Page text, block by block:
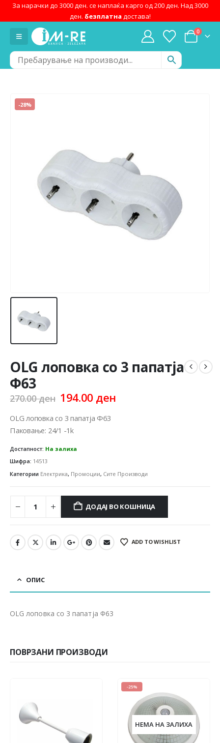
За нарачки до 3000 ден. се наплаќа карго од 200 ден. Над 3000
ден. безплатна достава!
0
-28%
OLG лоповка со 3 папатја
Ф63
270.00ден Original
was:
270.00 ден.
194.00 денCurrent
OLG лоповка со 3 папатја Ф63
Паковање: 24/1 -1k
Достапност: На залиха
Шифра: 14513
Категории Електрика, Промоции, Сите Производи
ДОДАЈ ВО КОШНИЦА
ADD TO WISHLIST
ОПИС
OLG лоповка со 3 папатја Ф63
ПОВРЗАНИ ПРОИЗВОДИ
-25%
НЕМА НА ЗАЛИХА